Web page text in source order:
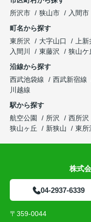
所沢市
狭山市 入間市
町名から探す
東所沢
大字山口 上
入間川
東藤沢 狭山ケ
沿線から探す
西武池袋線
西武新宿線
川越線
駅から探す
航空公園
所沢 西所沢
狭山ヶ丘
新狭山 東所
株式
04-2937-6339
〒359-0044